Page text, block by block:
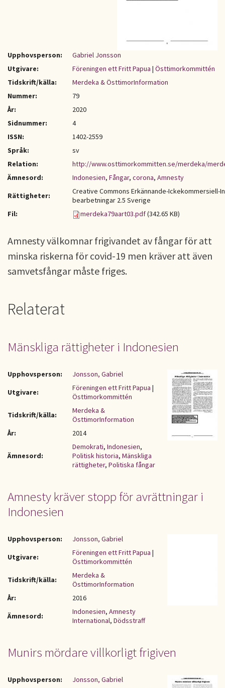
Upphovsperson:
Gabriel Jonsson
Utgivare:
Föreningen ett Fritt Papua | Östtimorkommittén
Tidskrift/källa:
Merdeka & ÖsttimorInformation
Nummer:
79
År:
2020
Sidnummer:
4
ISSN:
1402-2559
Språk:
sv
Relation:
http://www.osttimorkommitten.se/merdeka/
Ämnesord:
Indonesien, Fångar, corona, Amnesty
Rättigheter:
Creative Commons Erkännande-Ickekommersiell-
bearbetningar 2.5 Sverige
Fil:
merdeka79aart03.pdf(342.65 KB)
Amnesty välkomnar frigivandet av fångar för att
minska riskerna för covid-19 men kräver att även
samvetsfångar måste friges.
Relaterat
Mänskliga rättigheter i Indonesien
Upphovsperson:
Jonsson, Gabriel
Utgivare:
Föreningen ett Fritt Papua |
Östtimorkommittén
Tidskrift/källa:
Merdeka &
ÖsttimorInformation
År:
2014
Ämnesord:
Demokrati, Indonesien,
Politisk historia, Mänskliga
rättigheter, Politiska fångar
Amnesty kräver stopp för avrättningar i
Indonesien
Upphovsperson:
Jonsson, Gabriel
Utgivare:
Föreningen ett Fritt Papua |
Östtimorkommittén
Tidskrift/källa:
Merdeka &
ÖsttimorInformation
År:
2016
Ämnesord:
Indonesien, Amnesty
International, Dödsstraff
Munirs mördare villkorligt frigiven
Upphovsperson:
Jonsson, Gabriel